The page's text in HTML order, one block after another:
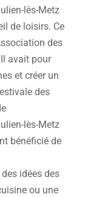
lès-Metz
de loisirs. Ce
des
avait pour
et créer un
des
lès-Metz
bénéficié de
idées des
ou une